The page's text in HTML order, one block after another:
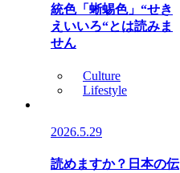
統色「蜥蜴色」“せき
えいいろ“とは読みま
せん
Culture
Lifestyle
2026.5.29
読めますか？日本の伝